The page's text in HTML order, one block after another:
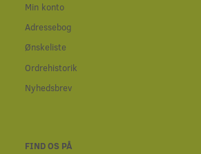
Min konto
Adressebog
Ønskeliste
Ordrehistorik
Nyhedsbrev
FIND OS PÅ